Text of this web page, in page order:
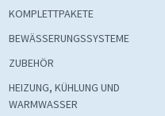
KOMPLETTPAKETE
BEWÄSSERUNGSSYSTEME
ZUBEHÖR
HEIZUNG, KÜHLUNG UND
WARMWASSER